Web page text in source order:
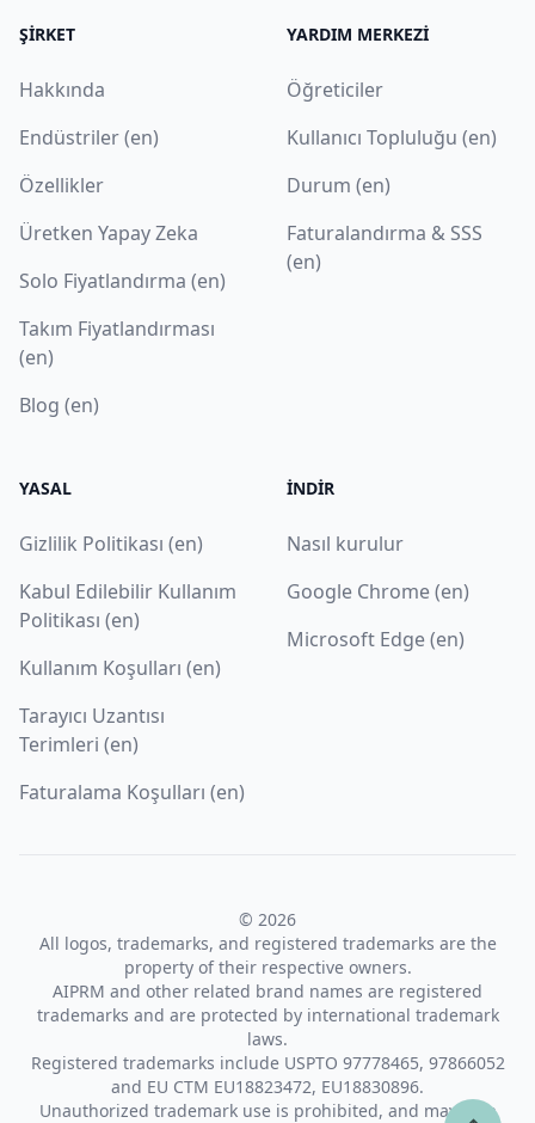
ŞIRKET
Hakkında
Endüstriler (en)
Özellikler
Üretken Yapay Zeka
Solo Fiyatlandırma (en)
Takım Fiyatlandırması
(en)
Blog (en)
YARDIM MERKEZI
Öğreticiler
Kullanıcı Topluluğu (en)
Durum (en)
Faturalandırma & SSS
(en)
YASAL
Gizlilik Politikası (en)
Kabul Edilebilir Kullanım
Politikası (en)
Kullanım Koşulları (en)
Tarayıcı Uzantısı
Terimleri (en)
Faturalama Koşulları (en)
İNDIR
Nasıl kurulur
Google Chrome (en)
Microsoft Edge (en)
© 2026
All logos, trademarks, and registered trademarks are the
property of their respective owners.
AIPRM and other related brand names are registered
trademarks and are protected by international trademark
laws.
Registered trademarks include USPTO 97778465, 97866052
and EU CTM EU18823472, EU18830896.
Unauthorized trademark use is prohibited, and may be a